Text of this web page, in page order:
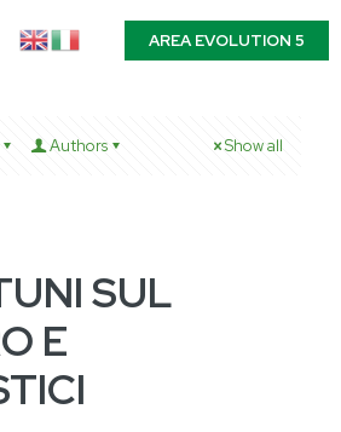
AREA EVOLUTION 5
Authors Show all
SUL
E